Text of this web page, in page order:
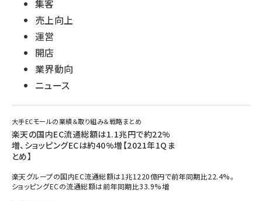
集客
売上向上
運営
開店
業界動向
ニュース
大手ECモールの業績＆取り組み＆戦略まとめ
楽天の国内EC流通総額は1.1兆円で約22%
増、ショッピングECは約40%増【2021年1Qま
とめ】
楽天グループの国内EC流通総額は1兆1220億円で前年同期比22.4%。
ショッピングECの流通総額は前年同期比33.9%増